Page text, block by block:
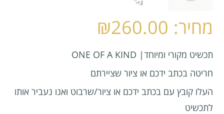
₪260.00
תכשיט מקורי ומיוחד| ONE OF A KIND
חריטה בכתב ידכם או ציור שציירתם
העלו קובץ עם בכתב ידכם או ציור/שרבוט ואנו נעביר אותו
לתכשיט